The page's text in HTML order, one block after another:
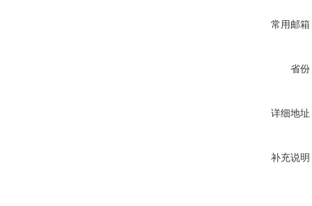
常用邮箱
省份
详细地址
补充说明